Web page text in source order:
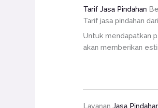
Tarif Jasa Pindahan
Tarif jasa pindahan
Untuk mendapatkan
akan memberikan
LayananJasa